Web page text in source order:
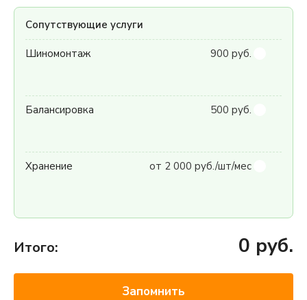
Сопутствующие услуги
Шиномонтаж 900 руб.
Балансировка 500 руб.
Хранение от 2 000 руб./шт/мес
Итого: 0 руб.
Запомнить